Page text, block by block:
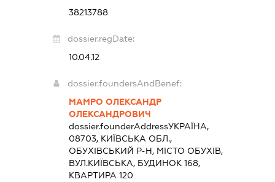
38213788
dossier.regDate:
10.04.12
dossier.foundersAndBenef:
МАМРО ОЛЕКСАНДР
ОЛЕКСАНДРОВИЧ
dossier.founderAddressУКРАЇНА,
08703, КИЇВСЬКА ОБЛ.,
ОБУХІВСЬКИЙ Р-Н, МІСТО ОБУХІВ,
ВУЛ.КИЇВСЬКА, БУДИНОК 168,
КВАРТИРА 120